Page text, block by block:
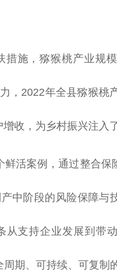
施，猕猴桃产业规
，2022年全县猕猴桃
增收，为乡村振兴注入
鲜活案例，通过整合
中阶段的风险保障与
从支持企业发展到带
期、可持续、可复制